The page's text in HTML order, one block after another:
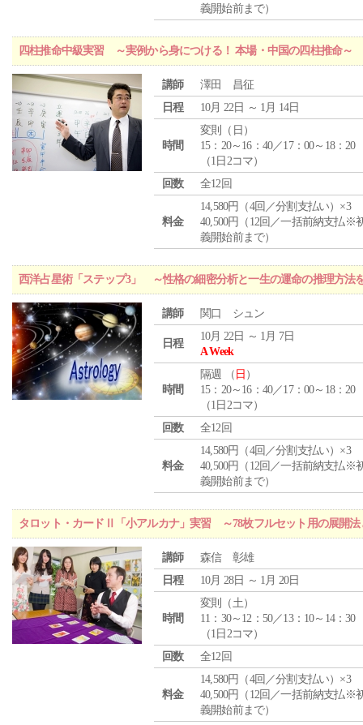
義開始前まで）
四柱推命中級実習 ～実例から身につける！ 本場・中国の四柱推命～
講師
澤田 昌征
日程
10月 22日 ～ 1月 14日
時間
変則（日）
15：20～16：40／17：00～18：20
（1日2コマ）
回数
全12回
料金
14,580円（4回／分割支払い）×3
40,500円（12回／一括前納支払※
義開始前まで）
西洋占星術「ステップ3」 ～性格の細密分析と一生の運命の推理方法
講師 関口 シュン
日程
10月 22日 ～ 1月 7日
A Week
時間
隔週 （ 日 ）
15：20～16：40／17：00～18：20
（1日2コマ）
回数
全12回
料金
14,580円（4回／分割支払い）×3
40,500円（12回／一括前納支払※
義開始前まで）
タロット・カードⅡ「小アルカナ」実習 ～78枚フルセット用の展開法
講師
森信 彰雄
日程
10月 28日 ～ 1月 20日
時間
変則（土）
11：30～12：50／13：10～14：30
（1日2コマ）
回数
全12回
料金
14,580円（4回／分割支払い）×3
40,500円（12回／一括前納支払※
義開始前まで）